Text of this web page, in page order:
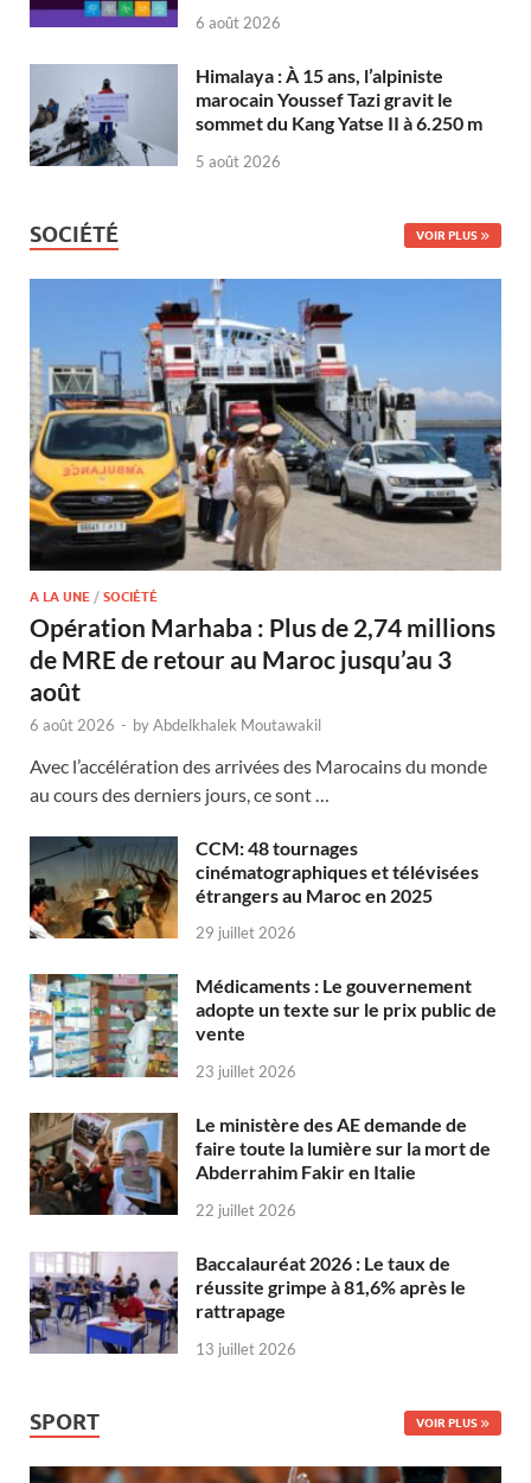
6 août 2026
Himalaya : À 15 ans, l’alpiniste
marocain Youssef Tazi gravit le
sommet du Kang Yatse II à 6.250 m
5 août 2026
SOCIÉTÉ VOIR PLUS
A LA UNE / SOCIÉTÉ
Opération Marhaba : Plus de 2,74 millions
de MRE de retour au Maroc jusqu’au 3
août
6 août 2026 - byAbdelkhalek Moutawakil
Avec l’accélération des arrivées des Marocains du monde
au cours des derniers jours, ce sont …
CCM: 48 tournages
cinématographiques et télévisées
étrangers au Maroc en 2025
29 juillet 2026
Médicaments : Le gouvernement
adopte un texte sur le prix public de
vente
23 juillet 2026
Le ministère des AE demande de
faire toute la lumière sur la mort de
Abderrahim Fakir en Italie
22 juillet 2026
Baccalauréat 2026 : Le taux de
réussite grimpe à 81,6% après le
rattrapage
13 juillet 2026
SPORT VOIR PLUS